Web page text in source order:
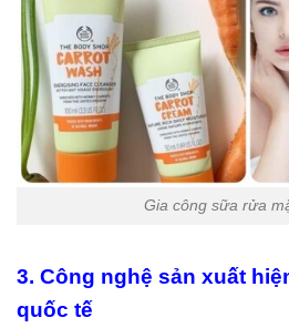
Gia công sữa rửa
3. Công nghệ sản xuất
quốc tế